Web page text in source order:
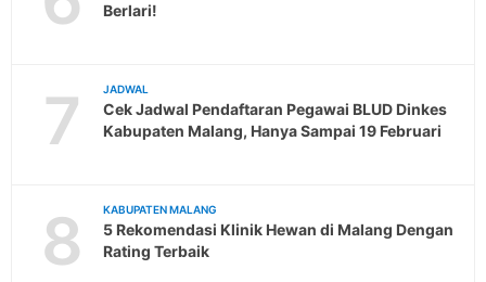
Berlari!
7 JADWAL
Cek Jadwal Pendaftaran Pegawai BLUD Dinkes
Kabupaten Malang, Hanya Sampai 19 Februari
8 KABUPATEN MALANG
5 Rekomendasi Klinik Hewan di Malang Dengan
Rating Terbaik